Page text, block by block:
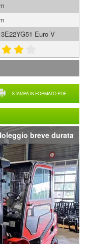
breve durata
STAMPA IN FORMATO PDF
Euro V